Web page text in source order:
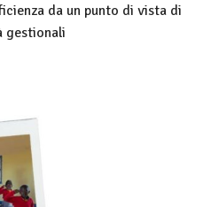
da un punto di vista di
gestionali